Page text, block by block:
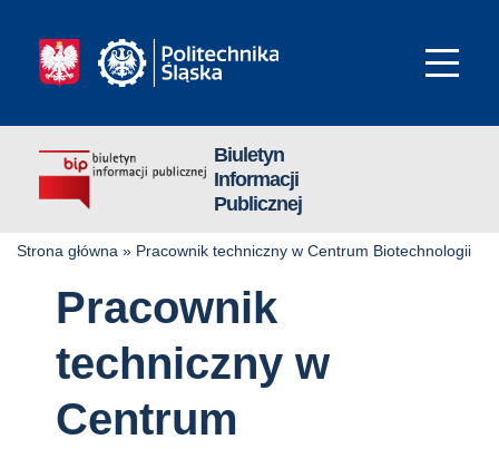
Biuletyn
Informacji
Publicznej
Strona główna » Pracownik techniczny w Centrum Biotechnologii
Pracownik
techniczny w
Centrum